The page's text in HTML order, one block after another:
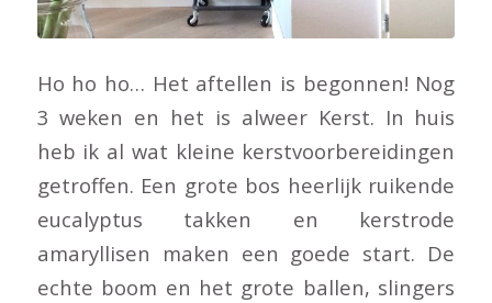
Ho ho ho… Het aftellen is begonnen! Nog
3 weken en het is alweer Kerst. In huis
heb ik al wat kleine kerstvoorbereidingen
getroffen. Een grote bos heerlijk ruikende
eucalyptus takken en kerstrode
amaryllisen maken een goede start. De
echte boom en het grote ballen, slingers